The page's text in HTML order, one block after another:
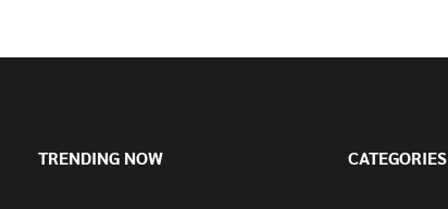
TRENDING NOW CATEGORIES